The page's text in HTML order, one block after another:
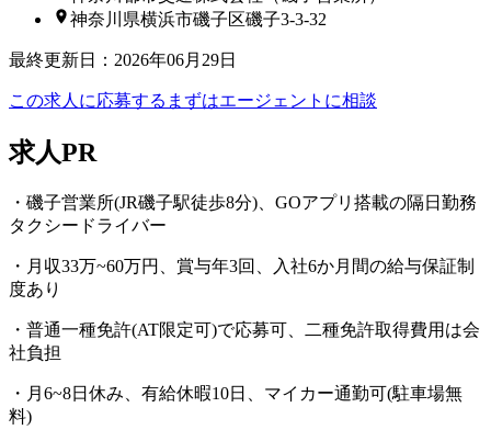
神奈川県横浜市磯子区磯子3-3-32
最終更新日 ： 2026年06月29日
この求人に応募する まずはエージェントに相談
求人PR
・磯子営業所(JR磯子駅徒歩8分)、GOアプリ搭載の隔日勤務
タクシードライバー
・月収33万~60万円、賞与年3回、入社6か月間の給与保証制
度あり
・普通一種免許(AT限定可)で応募可、二種免許取得費用は会
社負担
・月6~8日休み、有給休暇10日、マイカー通勤可(駐車場無
料)